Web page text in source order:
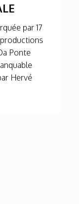
par 17
Ponte
Hervé